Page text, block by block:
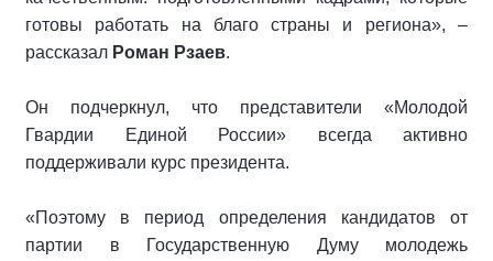
готовы работать на благо страны и региона», –
рассказал Роман Рзаев.
Он подчеркнул, что представители «Молодой
Гвардии Единой России» всегда активно
поддерживали курс президента.
«Поэтому в период определения кандидатов от
партии в Государственную Думу молодежь